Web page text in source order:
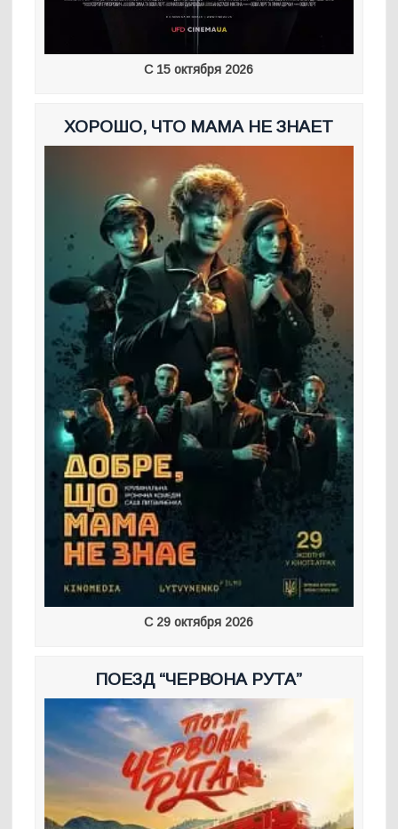
С 15 октября 2026
ХОРОШО, ЧТО МАМА НЕ ЗНАЕТ
С 29 октября 2026
ПОЕЗД “ЧЕРВОНА РУТА”